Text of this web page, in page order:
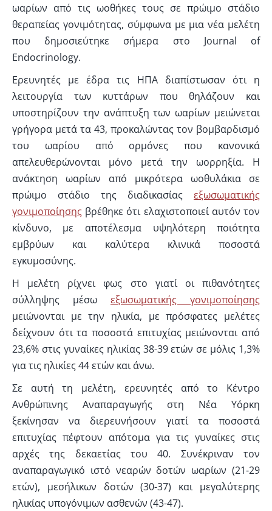
ωαρίων από τις ωοθήκες τους σε πρώιμο στάδιο
θεραπείας γονιμότητας, σύμφωνα με μια νέα μελέτη
που δημοσιεύτηκε σήμερα στο Journal of
Endocrinology.
Ερευνητές με έδρα τις ΗΠΑ διαπίστωσαν ότι η
λειτουργία των κυττάρων που θηλάζουν και
υποστηρίζουν την ανάπτυξη των ωαρίων μειώνεται
γρήγορα μετά τα 43, προκαλώντας τον βομβαρδισμό
του ωαρίου από ορμόνες που κανονικά
απελευθερώνονται μόνο μετά την ωορρηξία. Η
ανάκτηση ωαρίων από μικρότερα ωοθυλάκια σε
πρώιμο στάδιο της διαδικασίαςεξωσωματικής
γονιμοποίησης βρέθηκε ότι ελαχιστοποιεί αυτόν τον
κίνδυνο, με αποτέλεσμα υψηλότερη ποιότητα
εμβρύων και καλύτερα κλινικά ποσοστά
εγκυμοσύνης.
Η μελέτη ρίχνει φως στο γιατί οι πιθανότητες
σύλληψης μέσωεξωσωματικής γονιμοποίησης
μειώνονται με την ηλικία, με πρόσφατες μελέτες
δείχνουν ότι τα ποσοστά επιτυχίας μειώνονται από
23,6% στις γυναίκες ηλικίας 38-39 ετών σε μόλις 1,3%
για τις ηλικίες 44 ετών και άνω.
Σε αυτή τη μελέτη, ερευνητές από το Κέντρο
Ανθρώπινης Αναπαραγωγής στη Νέα Υόρκη
ξεκίνησαν να διερευνήσουν γιατί τα ποσοστά
επιτυχίας πέφτουν απότομα για τις γυναίκες στις
αρχές της δεκαετίας του 40. Συνέκριναν τον
αναπαραγωγικό ιστό νεαρών δοτών ωαρίων (21-29
ετών), μεσήλικων δοτών (30-37) και μεγαλύτερης
ηλικίας υπογόνιμων ασθενών (43-47).